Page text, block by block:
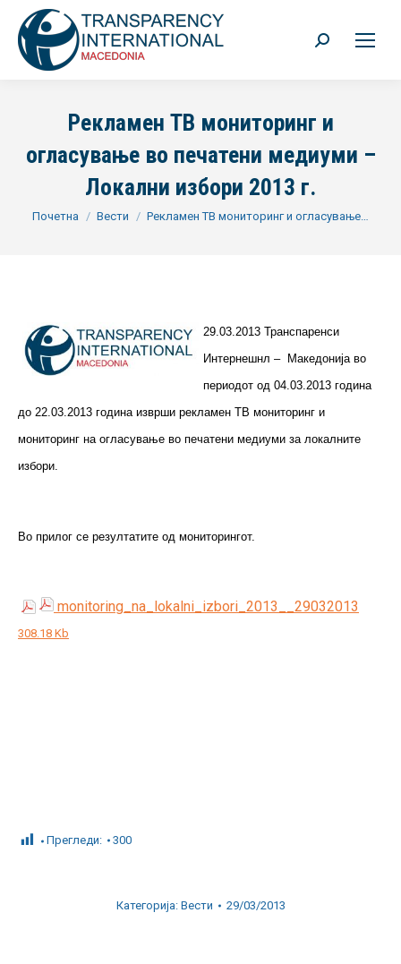
Search:
Рекламен ТВ мониторинг и
огласување во печатени медиуми –
Локални избори 2013 г.
You are here:
Почетна Вести Рекламен ТВ мониторинг и огласување…
29.03.2013 Транспаренси
Интернешнл – Македонија во
периодот од 04.03.2013 година
до 22.03.2013 година изврши рекламен ТВ мониторинг и
мониторинг на огласување во печатени медиуми за локалните
избори.
Во прилог се резултатите од мониторингот.
monitoring_na_lokalni_izbori_2013__29032013
308.18 Kb
Прегледи: 300
Категорија: Вести 29/03/2013